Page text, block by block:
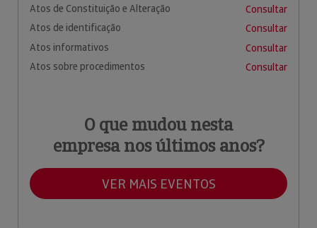
Atos de Constituição e Alteração
Consultar
Atos de identificação
Consultar
Atos informativos
Consultar
Atos sobre procedimentos
Consultar
O que mudou nesta
empresa nos últimos anos?
VER MAIS EVENTOS